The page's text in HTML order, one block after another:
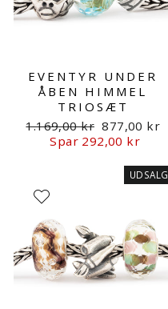
EVENTYR UNDER
ÅBEN HIMMEL
TRIOSÆT
Normalpris
1.169,00 kr Udsalgspris
877,00 kr
Spar 292,00 kr
UDSALG